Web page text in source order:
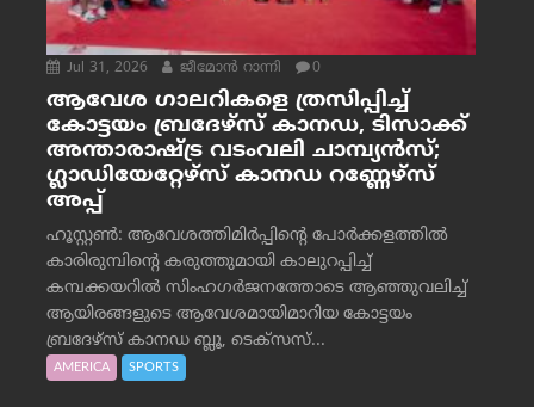
Jul 31, 2026 ജീമോന്‍ റാന്നി 0
ആവേശ ഗാലറികളെ ത്രസിപ്പിച്ച്
കോട്ടയം ബ്രദേഴ്‌സ് കാനഡ, ടിസാക്ക്
അന്താരാഷ്ട്ര വടംവലി ചാമ്പ്യന്‍സ്;
ഗ്ലാഡിയേറ്റേഴ്‌സ് കാനഡ റണ്ണേഴ്‌സ്
അപ്പ്
ഹൂസ്റ്റണ്‍: ആവേശത്തിമിര്‍പ്പിന്റെ പോര്‍ക്കളത്തില്‍
കാരിരുമ്പിന്റെ കരുത്തുമായി കാലുറപ്പിച്ച്
കമ്പക്കയറില്‍ സിംഹഗര്‍ജനത്തോടെ ആഞ്ഞുവലിച്ച്
ആയിരങ്ങളുടെ ആവേശമായിമാറിയ കോട്ടയം
ബ്രദേഴ്‌സ് കാനഡ ബ്ലൂ, ടെക്‌സസ്...
AMERICA SPORTS